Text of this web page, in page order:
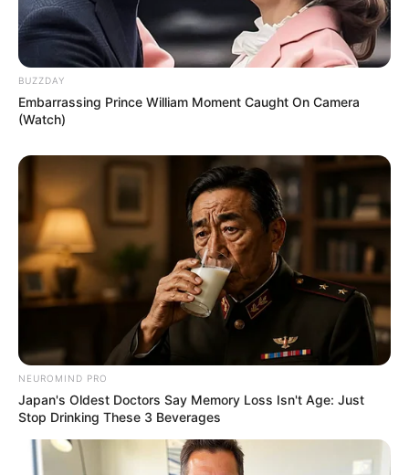
crianças.
—Imagem/Reprodução.
Publicado noJASBem 25.junho.2023.
Uma escola particular infantil em São Paulo está enfrentando sérias
denúncias de maus-tratos contra crianças, que incluem práticas
mesmo privação de alimentação.
BUZZDAY
Embarrassing Prince William Moment Caught On Camera
(Watch)
NEUROMIND PRO
Japan's Oldest Doctors Say Memory Loss Isn't Age: Just
Stop Drinking These 3 Beverages